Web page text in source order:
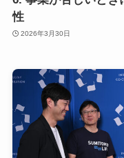
性
2026年3月30日